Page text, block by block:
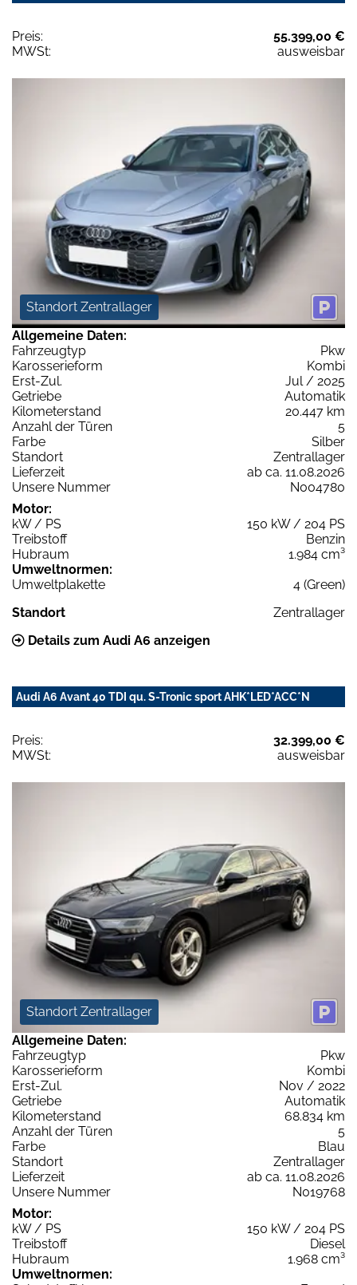
Preis:
55.399,00 €
MWSt:
ausweisbar
Standort Zentrallager
Allgemeine Daten:
Fahrzeugtyp
Pkw
Karosserieform
Kombi
Erst-Zul.
Jul / 2025
Getriebe
Automatik
Kilometerstand
20.447 km
Anzahl der Türen
5
Farbe
Silber
Standort
Zentrallager
Lieferzeit
ab ca. 11.08.2026
Unsere Nummer
N004780
Motor:
kW / PS
150 kW / 204 PS
Treibstoff
Benzin
Hubraum
1.984 cm³
Umweltnormen:
Umweltplakette
4 (Green)
Standort
Zentrallager
Details zum Audi A6 anzeigen
Audi A6 Avant 40 TDI qu. S-Tronic sport AHK*LED*ACC*N
Preis:
32.399,00 €
MWSt:
ausweisbar
Standort Zentrallager
Allgemeine Daten:
Fahrzeugtyp
Pkw
Karosserieform
Kombi
Erst-Zul.
Nov / 2022
Getriebe
Automatik
Kilometerstand
68.834 km
Anzahl der Türen
5
Farbe
Blau
Standort
Zentrallager
Lieferzeit
ab ca. 11.08.2026
Unsere Nummer
N019768
Motor:
kW / PS
150 kW / 204 PS
Treibstoff
Diesel
Hubraum
1.968 cm³
Umweltnormen: